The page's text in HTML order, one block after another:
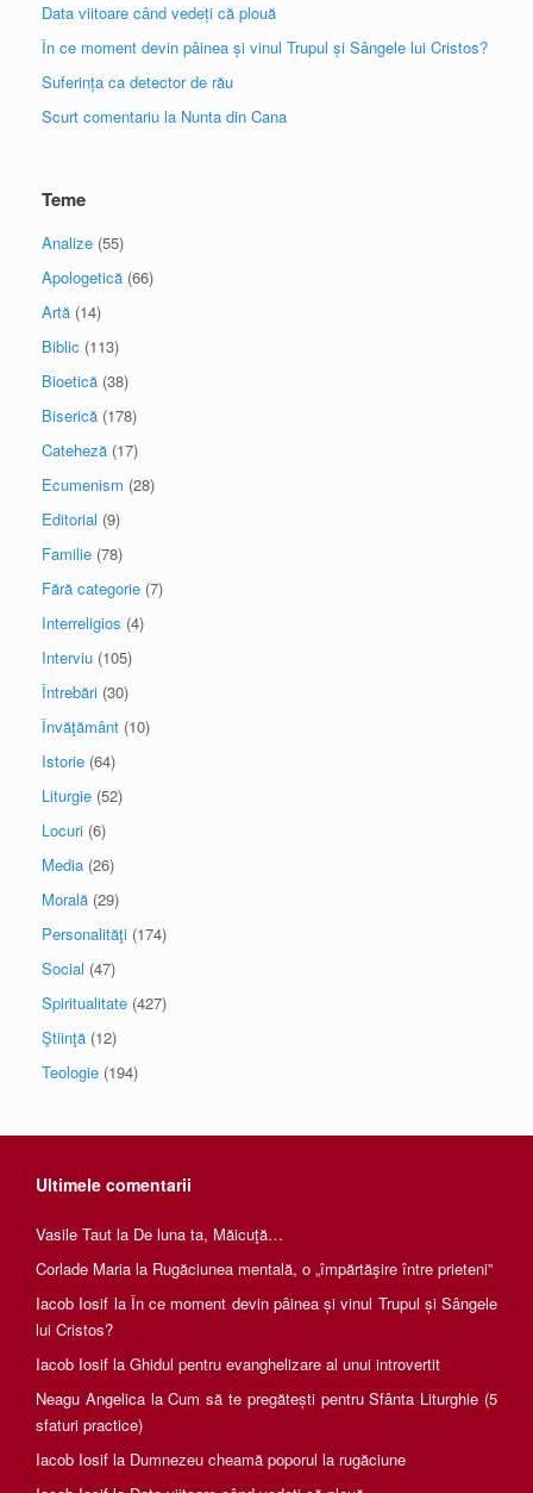
Data viitoare când vedeți că plouă
În ce moment devin pâinea și vinul Trupul și Sângele lui Cristos?
Suferința ca detector de rău
Scurt comentariu la Nunta din Cana
Teme
Analize (55)
Apologetică (66)
Artă (14)
Biblic (113)
Bioetică (38)
Biserică (178)
Cateheză (17)
Ecumenism (28)
Editorial (9)
Familie (78)
Fără categorie (7)
Interreligios (4)
Interviu (105)
Întrebări (30)
Învăţământ (10)
Istorie (64)
Liturgie (52)
Locuri (6)
Media (26)
Morală (29)
Personalităţi (174)
Social (47)
Spiritualitate (427)
Ştiinţă (12)
Teologie (194)
Ultimele comentarii
Vasile Taut la De luna ta, Măicuţă…
Corlade Maria la Rugăciunea mentală, o „împărtăşire între prieteni”
Iacob Iosif la În ce moment devin pâinea și vinul Trupul și Sângele
lui Cristos?
Iacob Iosif la Ghidul pentru evanghelizare al unui introvertit
Neagu AngelicalaCum să te pregătești pentru Sfânta Liturghie (5
sfaturi practice)
Iacob Iosif la Dumnezeu cheamă poporul la rugăciune